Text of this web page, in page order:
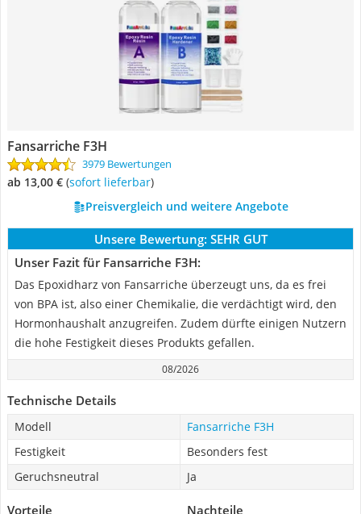
Fansarriche F3H
3979 Bewertungen
ab 13,00 € ( Sofort lieferbar)
Preisvergleich und weitere Angebote
Unsere Bewertung: SEHR GUT
Unser Fazit für Fansarriche F3H:
Das Epoxidharz von Fansarriche überzeugt uns, da es frei
von BPA ist, also einer Chemikalie, die verdächtigt wird, den
Hormonhaushalt anzugreifen. Zudem dürfte einigen Nutzern
die hohe Festigkeit dieses Produkts gefallen.
08/2026
Technische Details
Modell
Fansarriche F3H
Festigkeit
Besonders fest
Geruchsneutral
Ja
Vorteile Nachteile